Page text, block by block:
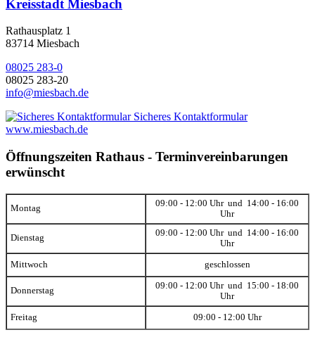
Kreisstadt Miesbach
Rathausplatz 1
83714 Miesbach
08025 283-0
08025 283-20
info@miesbach.de
Sicheres Kontaktformular
www.miesbach.de
Öffnungszeiten Rathaus - Terminvereinbarungen
erwünscht
Montag
09:00 - 12:00 Uhr und 14:00 - 16:00
Uhr
Dienstag
09:00 - 12:00 Uhr und 14:00 - 16:00
Uhr
Mittwoch geschlossen
Donnerstag
09:00 - 12:00 Uhr und 15:00 - 18:00
Uhr
Freitag 09:00 - 12:00 Uhr